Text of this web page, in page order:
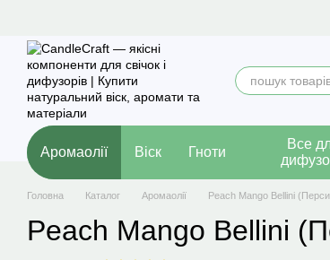
Аромаолії Віск Гноти
Все
Головна Каталог Аромаолії Peach Mango Bellini
Peach Mango Bellini